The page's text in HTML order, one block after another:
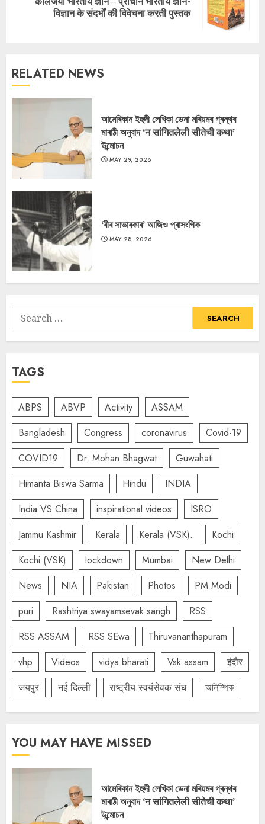
Next
विज्ञान के संदर्भों की विवेचना करती पुस्तक
RELATED NEWS
আমেৰিকান ইহুদী লেখিকা ডেনা মৰিয়মৰ গ্ৰন্থৰ
মাৰাঠী অনুবাদ ‘न सांगितलेली सीतेची कथा’
উন্মোচন
MAY 29, 2026
‘বীৰ সাভাৰকাৰ’ আজিও প্ৰাসংগিক
MAY 28, 2026
Search
for:
TAGS
ABPS ABVP Activity
ASSAM
Bangladesh
Congress coronavirus
Covid-19
COVID19
Dr. Mohan Bhagwat
Guwahati
Himanta Biswa Sarma
Hindu
INDIA
India VS China
inspirational videos
ISRO
Jammu Kashmir
Kerala Kerala (VSK).
Kochi
Kochi (VSK)
lockdown Mumbai
New Delhi
News
NIA Pakistan Photos
PM Modi
puri
Rashtriya swayamsevak sangh
RSS
RSS ASSAM
RSS SEwa
Thiruvananthapuram
vhp
Videos vidya bharati Vsk assam
इंदौर
जयपुर
नई दिल्ली राष्ट्रीय स्वयंसेवक संघ অলিম্পিক
YOU MAY HAVE MISSED
আমেৰিকান ইহুদী লেখিকা ডেনা মৰিয়মৰ গ্ৰন্থৰ
মাৰাঠী অনুবাদ ‘न सांगितलेली सीतेची कथा’
উন্মোচন